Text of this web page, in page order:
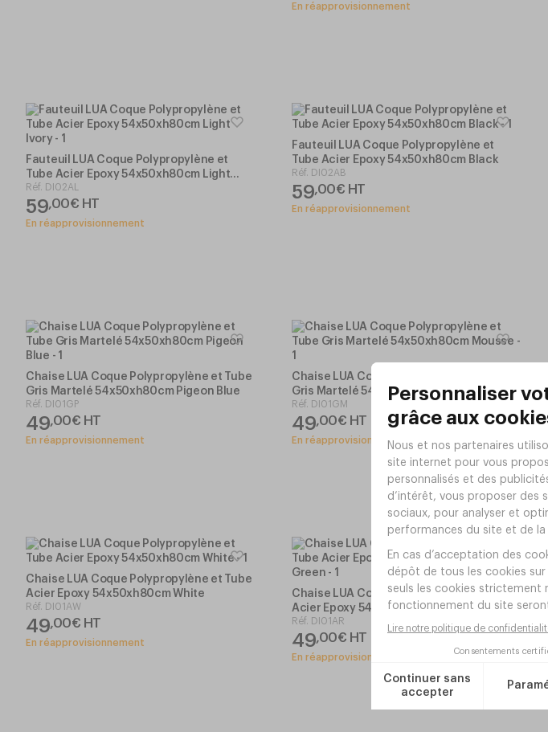
En réapprovisionnement
Fauteuil LUA Coque Polypropylène et
Tube Acier Epoxy 54x50xh80cm Light
Ivory
Réf. DI02AL
59,00€ HT
En réapprovisionnement
Fauteuil LUA Coque Polypropylène et
Tube Acier Epoxy 54x50xh80cm Black
Réf. DI02AB
59,00€ HT
En réapprovisionnement
Chaise LUA Coque Polypropylène et Tube
Gris Martelé 54x50xh80cm Pigeon Blue
Réf. DI01GP
49,00€ HT
En réapprovisionnement
Chaise LUA Coque Polypropylène et Tube
Gris Martelé 54x50xh80cm Mousse
Réf. DI01GM
49,00€ HT
En réapprovisionnement
Chaise LUA Coque Polypropylène et Tube
Acier Epoxy 54x50xh80cm White
Réf. DI01AW
49,00€ HT
En réapprovisionnement
Chaise LUA Coque Polypropylène et Tube
Acier Epoxy 54x50xh80cm Reed Green
Réf. DI01AR
49,00€ HT
En réapprovisionnement